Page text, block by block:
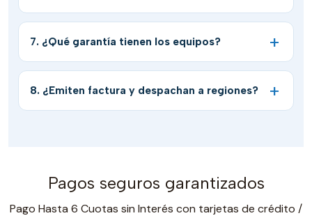
7. ¿Qué garantía tienen los equipos?
8. ¿Emiten factura y despachan a regiones?
Pagos seguros garantizados
Pago Hasta 6 Cuotas sin Interés con tarjetas de crédito /